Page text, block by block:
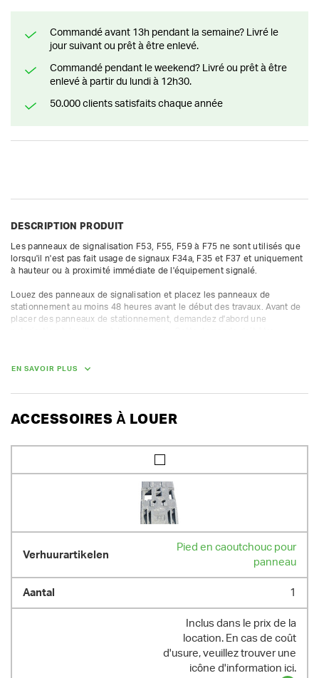
Commandé avant 13h pendant la semaine? Livré le
jour suivant ou prêt à être enlevé.
Commandé pendant le weekend? Livré ou prêt à être
enlevé à partir du lundi à 12h30.
50.000 clients satisfaits chaque année
DESCRIPTION PRODUIT
Les panneaux de signalisation F53, F55, F59 à F75 ne sont utilisés que
lorsqu'il n'est pas fait usage de signaux F34a, F35 et F37 et uniquement
à hauteur ou à proximité immédiate de l'équipement signalé.
Louez des panneaux de signalisation et placez les panneaux de
stationnement au moins 48 heures avant le début des travaux. Avant de
placer des panneaux de stationnement, demandez d'abord une
paires de panneaux, vous bénéficiez d'une réduction de 30 %.
EN SAVOIR PLUS
ACCESSOIRES À LOUER
Pied en caoutchouc pour
panneau
1
Inclus dans le prix de la
location. En cas de coût
d'usure, veuillez trouver une
icône d'information ici.